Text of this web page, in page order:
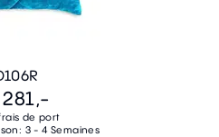
de port
3 - 4 Semaines